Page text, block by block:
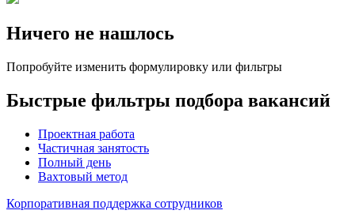
Ничего не нашлось
Попробуйте изменить формулировку или фильтры
Быстрые фильтры подбора вакансий
Проектная работа
Частичная занятость
Полный день
Вахтовый метод
Корпоративная поддержка сотрудников